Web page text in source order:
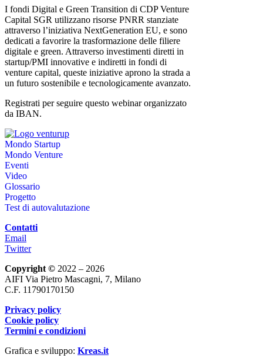
I fondi Digital e Green Transition di CDP Venture
Capital SGR utilizzano risorse PNRR stanziate
attraverso l’iniziativa NextGeneration EU, e sono
dedicati a favorire la trasformazione delle filiere
digitale e green. Attraverso investimenti diretti in
startup/PMI innovative e indiretti in fondi di
venture capital, queste iniziative aprono la strada a
un futuro sostenibile e tecnologicamente avanzato.
Registrati per seguire questo webinar organizzato
da IBAN.
Mondo Startup
Mondo Venture
Eventi
Video
Glossario
Progetto
Test di autovalutazione
Contatti
Email
Twitter
Copyright © 2022 – 2026
AIFI Via Pietro Mascagni, 7, Milano
C.F. 11790170150
Privacy policy
Cookie policy
Termini e condizioni
Grafica e sviluppo: Kreas.it